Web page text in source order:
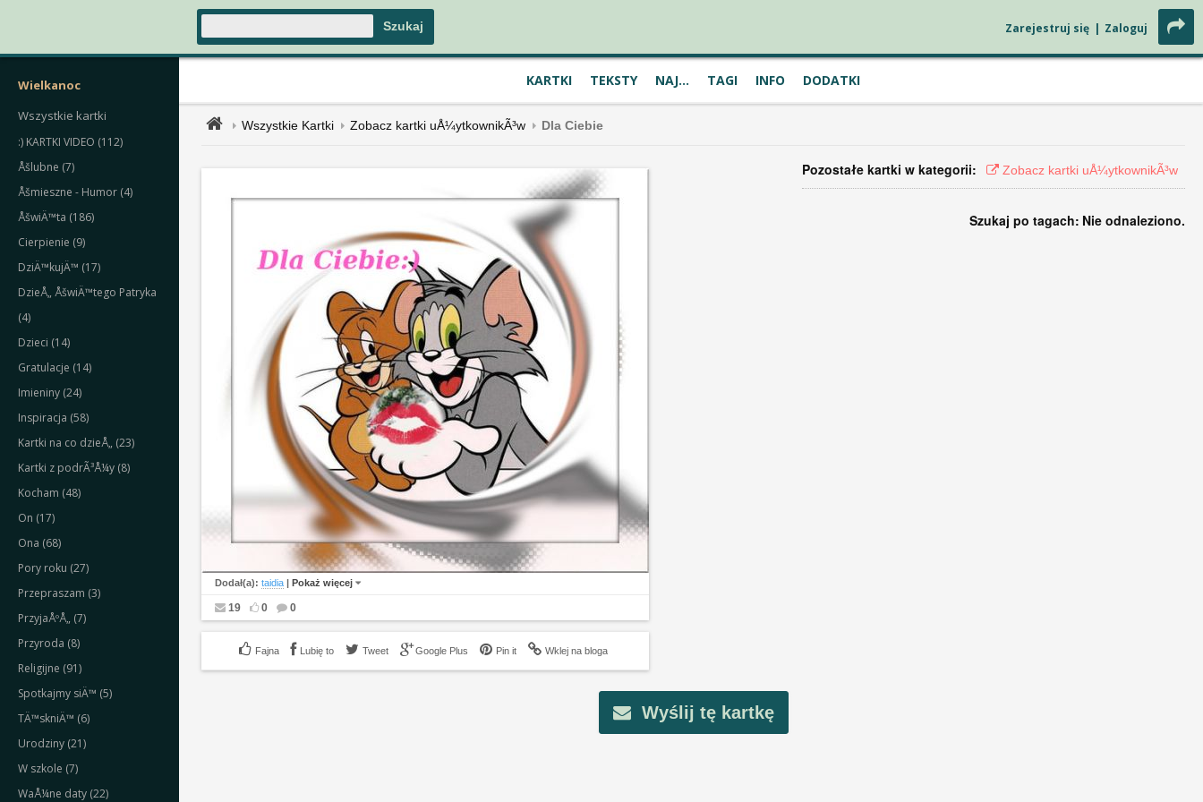
Zarejestruj się | Zaloguj
KARTKI TEKSTY NAJ... TAGI INFO DODATKI
Wielkanoc
Wszystkie kartki
:) KARTKI VIDEO (112)
Åšlubne (7)
Åšmieszne - Humor (4)
ÅšwiÄ™ta (186)
Cierpienie (9)
DziÄ™kujÄ™ (17)
DzieÅ„ ÅšwiÄ™tego Patryka
(4)
Dzieci (14)
Gratulacje (14)
Imieniny (24)
Inspiracja (58)
Kartki na co dzieÅ„ (23)
Kartki z podrÃ³Å¼y (8)
Kocham (48)
On (17)
Ona (68)
Pory roku (27)
Przepraszam (3)
PrzyjaÅºÅ„ (7)
Przyroda (8)
Religijne (91)
Spotkajmy siÄ™ (5)
TÄ™skniÄ™ (6)
Urodziny (21)
W szkole (7)
WaÅ¼ne daty (22)
Wszystkie Kartki Zobacz kartki uÅ¼ytkownikÃ³w Dla Ciebie
Pozostałe kartki w kategorii: Zobacz kartki uÅ¼ytkownikÃ³w
Szukaj po tagach: Nie odnaleziono.
Dodał(a): taidia | Pokaż więcej
19 0 0
Lubię to Tweet Google Plus Pin it Wklej na bloga
Wyślij tę kartkę